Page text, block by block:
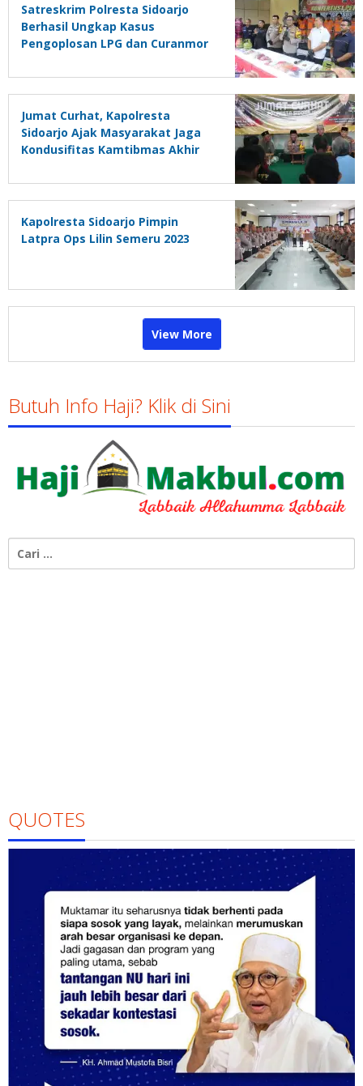
Satreskrim Polresta Sidoarjo
Berhasil Ungkap Kasus
Pengoplosan LPG dan Curanmor
Jumat Curhat, Kapolresta
Sidoarjo Ajak Masyarakat Jaga
Kondusifitas Kamtibmas Akhir
Kapolresta Sidoarjo Pimpin
Latpra Ops Lilin Semeru 2023
View More
Butuh Info Haji? Klik di Sini
untuk:
QUOTES